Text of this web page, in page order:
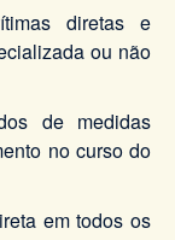
diretas e
ou não
de medidas
no curso do
em todos os